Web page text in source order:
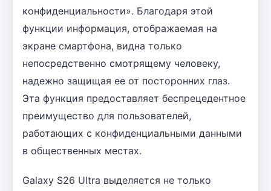
конфиденциальности». Благодаря этой
функции информация, отображаемая на
экране смартфона, видна только
непосредственно смотрящему человеку,
надежно защищая ее от посторонних глаз.
Эта функция предоставляет беспрецедентное
преимущество для пользователей,
работающих с конфиденциальными данными
в общественных местах.
Galaxy S26 Ultra выделяется не только